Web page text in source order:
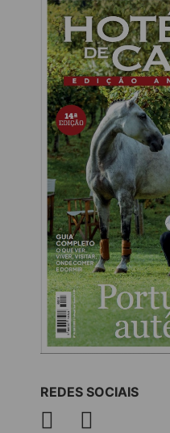
REDES SOCIAIS